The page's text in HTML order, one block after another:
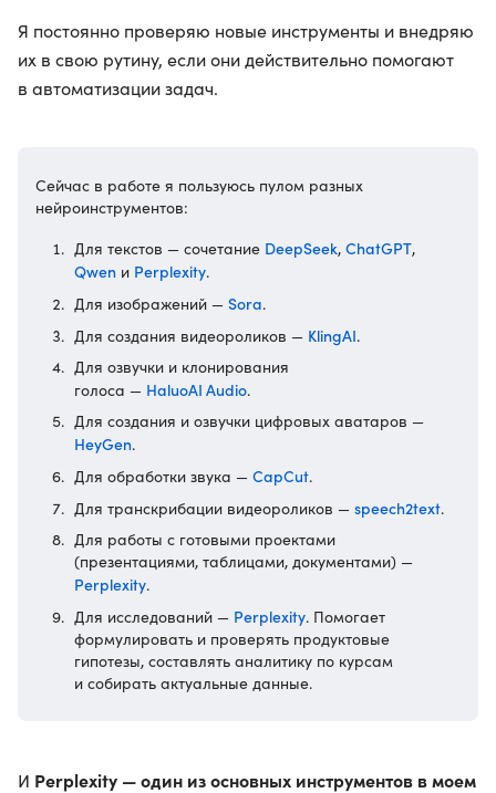
Я постоянно проверяю новые инструменты и внедряю
их в свою рутину, если они действительно помогают
в автоматизации задач.
Сейчас в работе я пользуюсь пулом разных
нейроинструментов:
Для текстов — сочетание DeepSeek, ChatGPT,
Qwen и Perplexity.
Для изображений — Sora.
Для создания видеороликов — KlingAI.
Для озвучки и клонирования
голоса — HaluoAI Audio.
Для создания и озвучки цифровых аватаров —
HeyGen.
Для обработки звука — CapCut.
Для транскрибации видеороликов — speech2text.
Для работы с готовыми проектами
(презентациями, таблицами, документами) —
Perplexity.
Для исследований — Perplexity. Помогает
формулировать и проверять продуктовые
гипотезы, составлять аналитику по курсам
и собирать актуальные данные.
И Perplexity — один из основных инструментов в моем